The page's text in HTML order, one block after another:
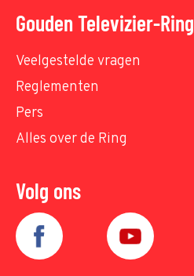
Gouden Televizier-Ring
Veelgestelde vragen
Reglementen
Pers
Alles over de Ring
Volg ons